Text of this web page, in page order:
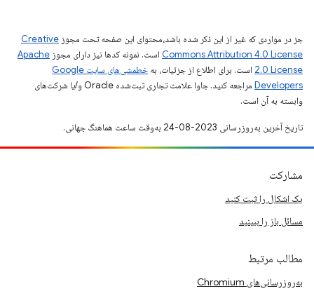
جز در مواردی که غیر از این ذکر شده باشد،‌محتوای این صفحه تحت مجوز Creative
Commons Attribution 4.0 License است. نمونه کدها نیز دارای مجوز Apache
2.0 License است. برای اطلاع از جزئیات، به
خطمشی‌های سایت Google
Developers‏
مراجعه کنید. جاوا علامت تجاری ثبت‌شده Oracle و/یا شرکت‌های
وابسته به آن است.
تاریخ آخرین به‌روزرسانی 2023-08-24 به‌وقت ساعت هماهنگ جهانی.
مشارکت
یک اشکال را ثبت کنید
مسائل باز را ببینید
مطالب مرتبط
به‌روزرسانی‌های Chromium